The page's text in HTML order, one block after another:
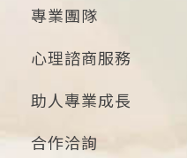
專業團隊
心理諮商服務
助人專業成長
合作洽詢